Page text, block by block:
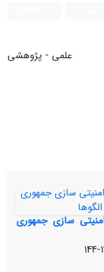
علمی - پژوهشی
سازی جمهوری